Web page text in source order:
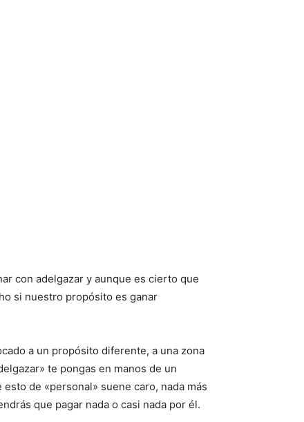
con adelgazar y aunque es cierto que
si nuestro propósito es ganar
a un propósito diferente, a una zona
te pongas en manos de un
de «personal» suene caro, nada más
que pagar nada o casi nada por él.